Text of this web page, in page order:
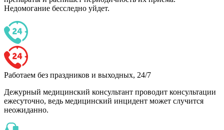
Недомогание бесследно уйдет.
Работаем без праздников и выходных, 24/7
Дежурный медицинский консультант проводит консультации
ежесуточно, ведь медицинский инцидент может случится
неожиданно.